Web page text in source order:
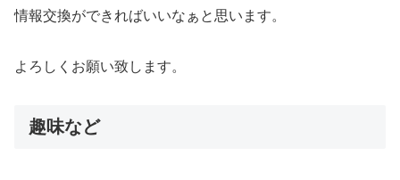
情報交換ができればいいなぁと思います。
よろしくお願い致します。
趣味など